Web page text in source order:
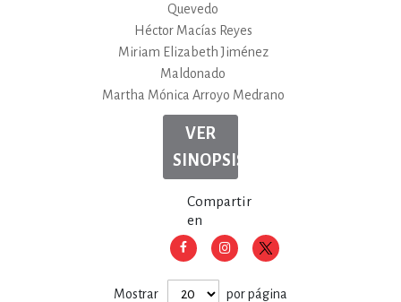
Quevedo
Héctor Macías Reyes
Miriam Elizabeth Jiménez
Maldonado
Martha Mónica Arroyo Medrano
VER
SINOPSIS
Compartir
en
Mostrar por página